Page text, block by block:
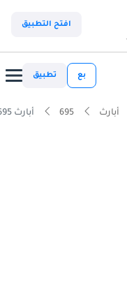
افتح التطبيق
بع تطبيق
أبارث 695 أبارث 695 1.4T 70th Anniversario